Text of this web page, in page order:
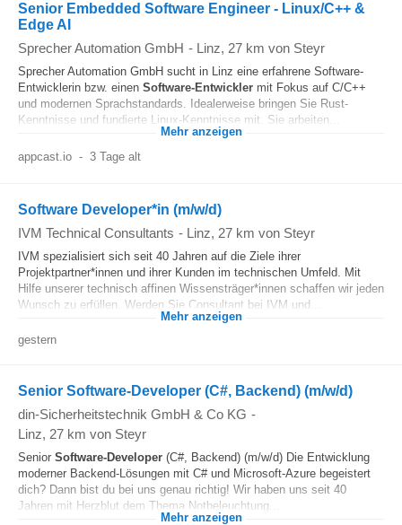
Senior Embedded Software Engineer - Linux/C++ &
Edge AI
Sprecher Automation GmbH - Linz, 27 km von Steyr
Sprecher Automation GmbH sucht in Linz eine erfahrene Software-
Entwicklerin bzw. einen Software-Entwickler mit Fokus auf C/C++
und modernen Sprachstandards. Idealerweise bringen Sie Rust-
Kenntnisse und fundierte Linux-Kenntnisse mit. Sie arbeiten...
Mehr anzeigen
appcast.io - 3 Tage alt
Software Developer*in (m/w/d)
IVM Technical Consultants - Linz, 27 km von Steyr
IVM spezialisiert sich seit 40 Jahren auf die Ziele ihrer
Projektpartner*innen und ihrer Kunden im technischen Umfeld. Mit
Hilfe unserer technisch affinen Wissensträger*innen schaffen wir jeden
Wunsch zu erfüllen. Werden Sie Consultant bei IVM und...
Mehr anzeigen
gestern
Senior Software-Developer (C#, Backend) (m/w/d)
din-Sicherheitstechnik GmbH & Co KG -
Linz, 27 km von Steyr
Senior Software-Developer (C#, Backend) (m/w/d) Die Entwicklung
moderner Backend-Lösungen mit C# und Microsoft-Azure begeistert
dich? Dann bist du bei uns genau richtig! Wir haben uns seit 40
Jahren mit Herzblut dem Thema Notbeleuchtung...
Mehr anzeigen